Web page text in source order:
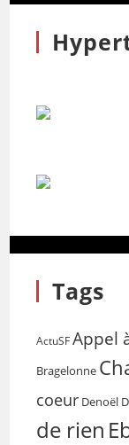
Tags
ActuSF Appel
Bragelonne
coeur Denoël
de rien